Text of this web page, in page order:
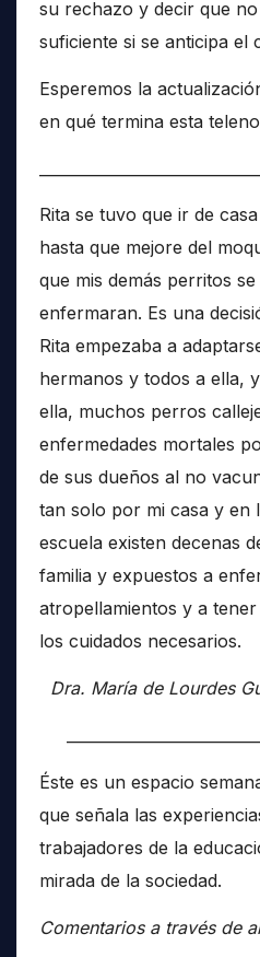
su rechazo y decir que
suficiente si se anticipa el
Esperemos la
en qué termina esta
Rita se tuvo que ir de
hasta que mejore del
que mis demás perritos
enfermaran. Es una
Rita empezaba a
hermanos y todos a ella,
ella, muchos perros
enfermedades mortales
de sus dueños al no
tan solo por mi casa y en
escuela existen decenas
familia y expuestos a
atropellamientos y a
los cuidados necesarios.
Dra. María de Lourdes
Éste es un espacio
que señala las
trabajadores de la
mirada de la sociedad.
Comentarios a través de